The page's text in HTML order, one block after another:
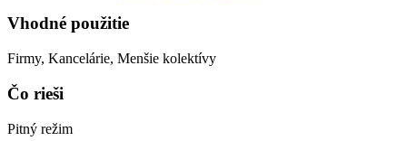
Vhodné použitie
Firmy, Kancelárie, Menšie kolektívy
Čo rieši
Pitný režim